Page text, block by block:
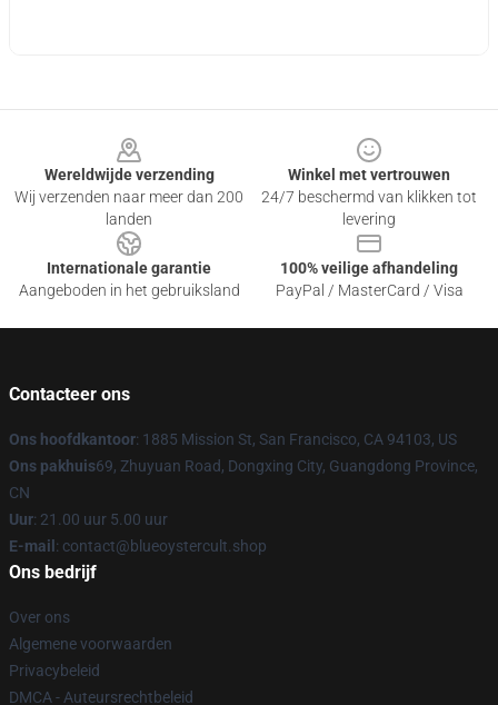
Wereldwijde verzending
Wij verzenden naar meer dan 200
landen
Winkel met vertrouwen
24/7 beschermd van klikken tot
levering
Internationale garantie
Aangeboden in het gebruiksland
100% veilige afhandeling
PayPal / MasterCard / Visa
Contacteer ons
Ons hoofdkantoor: 1885 Mission St, San Francisco, CA 94103, US
Ons pakhuis69, Zhuyuan Road, Dongxing City, Guangdong Province,
CN
Uur: 21.00 uur 5.00 uur
E-mail : contact@blueoystercult.shop
Ons bedrijf
Over ons
Algemene voorwaarden
Privacybeleid
DMCA - Auteursrechtbeleid